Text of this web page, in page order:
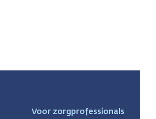
Voor zorgprofessionals